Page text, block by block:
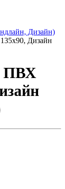
Дизайн)
Дизайн
ПВХ